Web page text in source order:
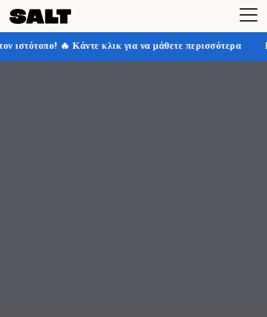
για να μάθετε περισσότερα Κερδίστε έως και